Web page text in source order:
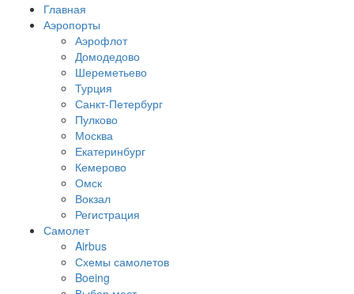
Главная
Аэропорты
Аэрофлот
Домодедово
Шереметьево
Турция
Санкт-Петербург
Пулково
Москва
Екатеринбург
Кемерово
Омск
Вокзал
Регистрация
Самолет
Airbus
Схемы самолетов
Boeing